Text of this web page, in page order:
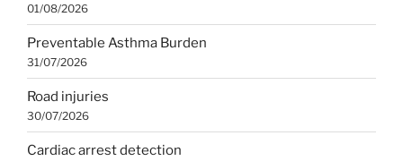
01/08/2026
Preventable Asthma Burden
31/07/2026
Road injuries
30/07/2026
Cardiac arrest detection